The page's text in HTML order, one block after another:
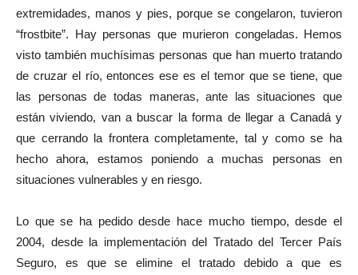
extremidades, manos y pies, porque se congelaron, tuvieron
“frostbite”. Hay personas que murieron congeladas. Hemos
visto también muchísimas personas que han muerto tratando
de cruzar el río, entonces ese es el temor que se tiene, que
las personas de todas maneras, ante las situaciones que
están viviendo, van a buscar la forma de llegar a Canadá y
que cerrando la frontera completamente, tal y como se ha
hecho ahora, estamos poniendo a muchas personas en
situaciones vulnerables y en riesgo.
Lo que se ha pedido desde hace mucho tiempo, desde el
2004, desde la implementación del Tratado del Tercer País
Seguro, es que se elimine el tratado debido a que es